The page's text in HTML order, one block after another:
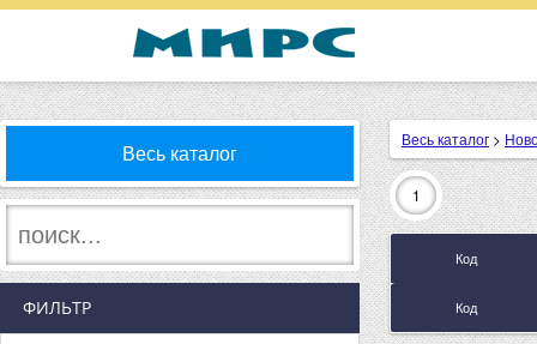
Весь каталог
ФИЛЬТР
Весь каталог >
1
Код
Код